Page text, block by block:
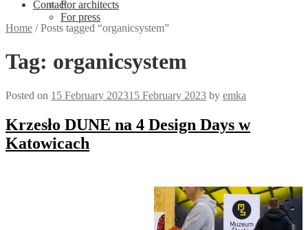
For architects
For press
Contact
Home /Posts tagged “organicsystem”
Tag: organicsystem
Posted on 15 February 202315 February 2023 by emka
Krzesło DUNE na 4 Design Days w
Katowicach